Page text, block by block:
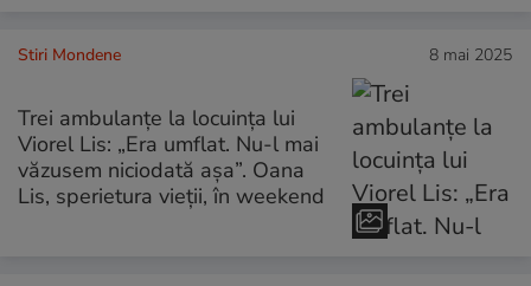
Stiri Mondene 8 mai 2025
Trei ambulanțe la locuința lui
Viorel Lis: „Era umflat. Nu-l mai
văzusem niciodată așa”. Oana
Lis, sperietura vieții, în weekend